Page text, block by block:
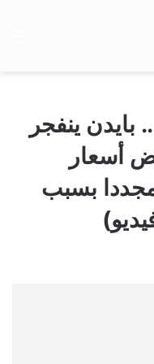
بايدن ينفجر
أسعار
مجددا بسبب